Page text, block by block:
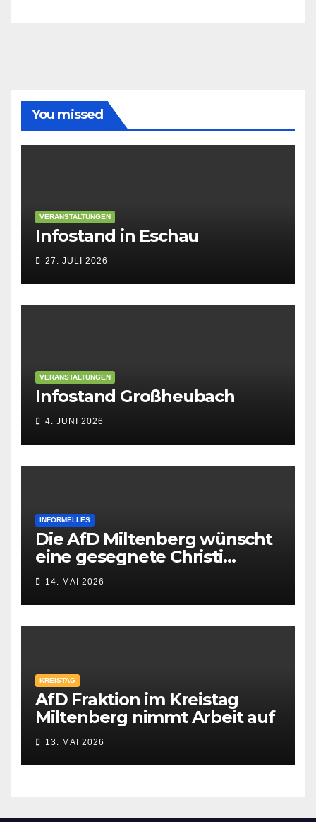
You missed
VERANSTALTUNGEN
Infostand in Eschau
27. JULI 2026
VERANSTALTUNGEN
Infostand Großheubach
4. JUNI 2026
INFORMELLES
Die AfD Miltenberg wünscht
eine gesegnete Christi
Himmelfahrt
14. MAI 2026
KREISTAG
AfD Fraktion im Kreistag
Miltenberg nimmt Arbeit auf
13. MAI 2026